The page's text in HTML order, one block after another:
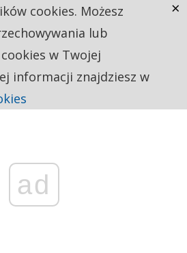
ad
cookies. Możesz
lub
w Twojej
informacji znajdziesz w
×